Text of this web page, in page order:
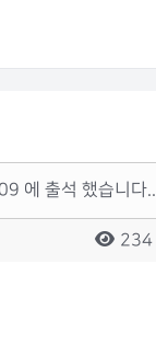
에 출석 했습니다..
234